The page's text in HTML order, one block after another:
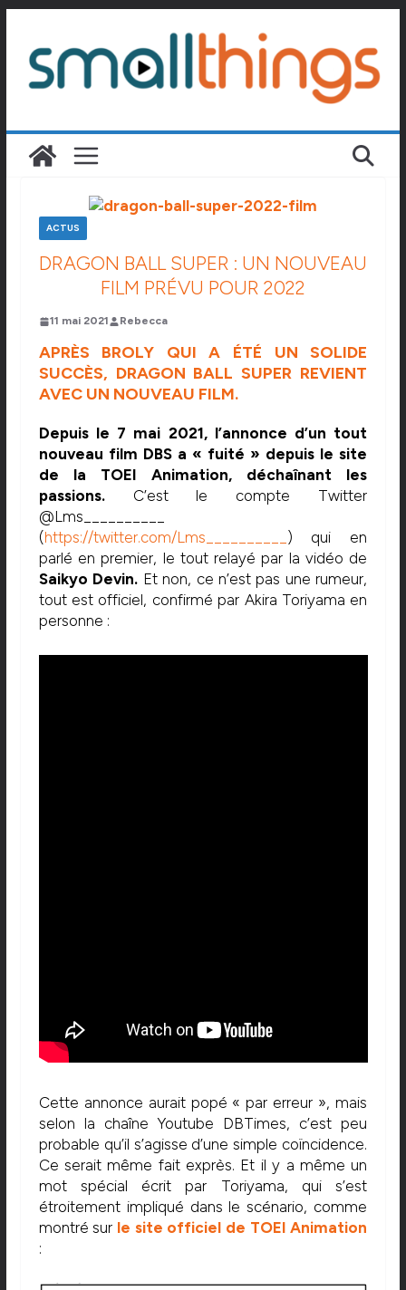
contenu
ACTUS
DRAGON BALL SUPER : UN NOUVEAU
FILM PRÉVU POUR 2022
11 mai 2021 Rebecca
APRÈS BROLY QUI A ÉTÉ UN SOLIDE
SUCCÈS, DRAGON BALL SUPER REVIENT
AVEC UN NOUVEAU FILM.
Depuis le 7 mai 2021, l’annonce d’un tout
nouveau film DBS a « fuité » depuis le site
de la TOEI Animation, déchaînant les
passions.C’est le compte Twitter
@Lms__________
(https://twitter.com/Lms__________ ) qui en
parlé en premier, le tout relayé par la vidéo de
Saikyo Devin. Et non, ce n’est pas une rumeur,
tout est officiel, confirmé par Akira Toriyama en
personne :
Cette annonce aurait popé « par erreur », mais
selon la chaîne Youtube DBTimes, c’est peu
probable qu’il s’agisse d’une simple coïncidence.
Ce serait même fait exprès. Et il y a même un
mot spécial écrit par Toriyama, qui s’est
étroitement impliqué dans le scénario, comme
montré sur le site officiel de TOEI Animation
: